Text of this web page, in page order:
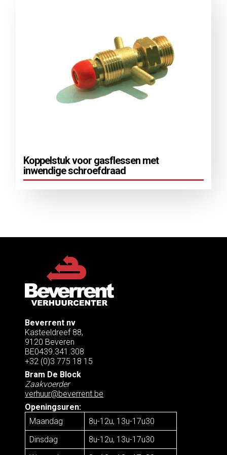
Koppelstuk voor gasflessen met
inwendige schroefdraad
Beverrent nv
Kasteeldreef 88,
9120 Beveren
BE0439.341.308
+32 (0)3 775 18 15
Bram De Block
Zaakvoerder
verhuur@beverrent.be
Openingsuren:
Maandag
8u-12u, 13u-17u30
Dinsdag
8u-12u, 13u-17u30